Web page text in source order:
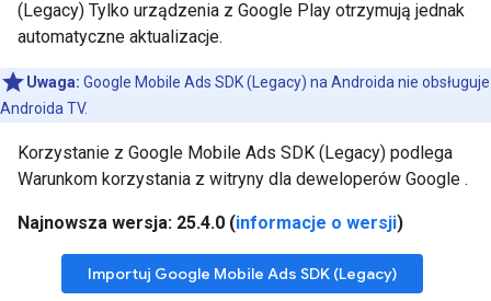
(Legacy) Tylko urządzenia z Google Play otrzymują jednak
automatyczne aktualizacje.
Uwaga: Google Mobile Ads SDK (Legacy) na Androida nie obsługuje
Androida TV.
Korzystanie z Google Mobile Ads SDK (Legacy) podlega
Warunkom korzystania z witryny dla deweloperów Google .
Najnowsza wersja: 25.4.0 (informacje o wersji)
Importuj Google Mobile Ads SDK (Legacy)